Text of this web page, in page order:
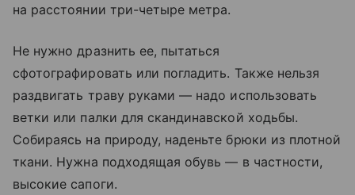
на расстоянии три-четыре метра.
Не нужно дразнить ее, пытаться
сфотографировать или погладить. Также нельзя
раздвигать траву руками — надо использовать
ветки или палки для скандинавской ходьбы.
Собираясь на природу, наденьте брюки из плотной
ткани. Нужна подходящая обувь — в частности,
высокие сапоги.